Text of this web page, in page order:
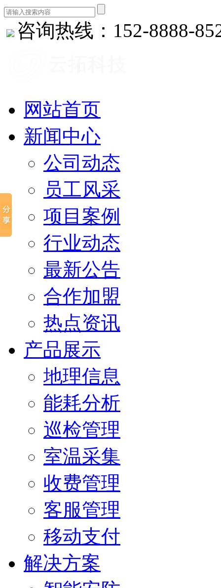
咨询热线：152-8888-
网站首页
新闻中心
公司动态
员工风采
项目案例
行业动态
最新公告
合作加盟
热点资讯
产品展示
地理信息
能耗分析
巡检管理
室温采集
收费管理
客服管理
移动支付
解决方案